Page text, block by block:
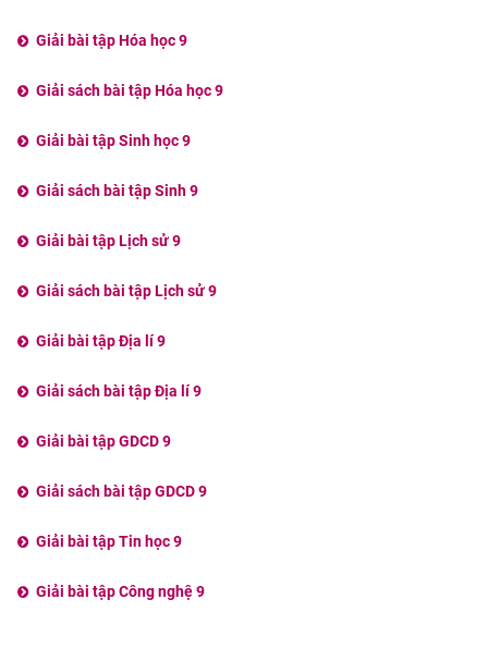
Giải bài tập Hóa học 9
Giải sách bài tập Hóa học 9
Giải bài tập Sinh học 9
Giải sách bài tập Sinh 9
Giải bài tập Lịch sử 9
Giải sách bài tập Lịch sử 9
Giải bài tập Địa lí 9
Giải sách bài tập Địa lí 9
Giải bài tập GDCD 9
Giải sách bài tập GDCD 9
Giải bài tập Tin học 9
Giải bài tập Công nghệ 9